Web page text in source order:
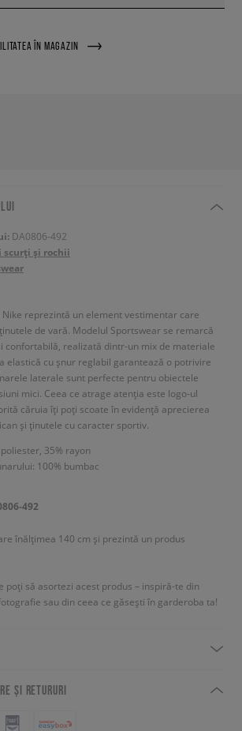
ÎN MAGAZIN
DA0806-492
scurți și rochii
reprezintă un element vestimentar care
de vară. Modelul Sportswear se remarcă
confortabilă, realizată dintr-un mix de materiale
elastică cu șnur reglabil garantează o potrivire
laterale sunt perfecte pentru obiectele
mici. Ceea ce atrage atenția este logo-ul
căruia îți poți scoate în evidență aprecierea
și ținutele cu caracter sportiv.
35% rayon
100% bumbac
492
înălțimea 140 cm și prezintă un produs
poți să asortezi acest produs – inspiră-te din
sau din ceea ce găsești în garderoba ta!
ȘI RETURURI